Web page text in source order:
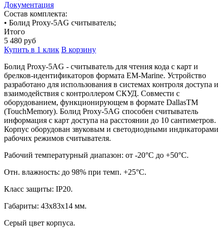
Документация
Состав комплекта:
• Болид Proxy-5AG считыватель;
Итого
5 480 руб
Купить в 1 клик В корзину
Болид Proxy-5AG - считыватель для чтения кода с карт и
брелков-идентификаторов формата EM-Marine. Устройство
разработано для использования в системах контроля доступа и
взаимодействия с контроллером СКУД. Совмести с
оборудованием, функционирующем в формате DallasTM
(TouchMemory). Болид Proxy-5AG способен считыватель
информация с карт доступа на расстоянии до 10 сантиметров.
Корпус оборудован звуковым и светодиодными индикаторами
рабочих режимов считывателя.
Рабочий температурный диапазон: от -20°C до +50°C.
Отн. влажность: до 98% при темп. +25°C.
Класс защиты: IP20.
Габариты: 43х83х14 мм.
Серый цвет корпуса.